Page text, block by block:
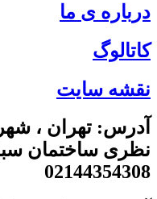
درباره ی ما
کاتالوگ
نقشه سایت
آدرس: تهران ،
02144354308